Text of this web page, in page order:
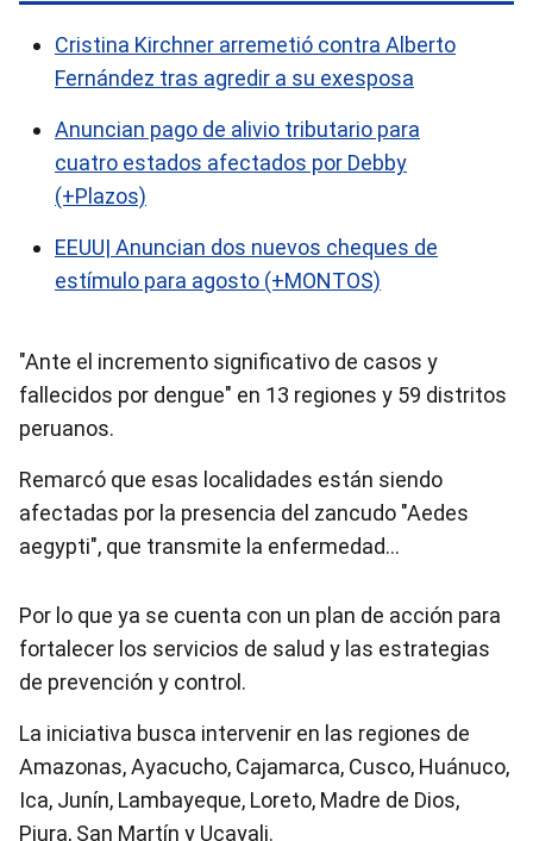
Cristina Kirchner arremetió contra Alberto
Fernández tras agredir a su exesposa
Anuncian pago de alivio tributario para
cuatro estados afectados por Debby
(+Plazos)
EEUU| Anuncian dos nuevos cheques de
estímulo para agosto (+MONTOS)
"Ante el incremento significativo de casos y
fallecidos por dengue" en 13 regiones y 59 distritos
peruanos.
Remarcó que esas localidades están siendo
afectadas por la presencia del zancudo "Aedes
aegypti", que transmite la enfermedad…
Por lo que ya se cuenta con un plan de acción para
fortalecer los servicios de salud y las estrategias
de prevención y control.
La iniciativa busca intervenir en las regiones de
Amazonas, Ayacucho, Cajamarca, Cusco, Huánuco,
Ica, Junín, Lambayeque, Loreto, Madre de Dios,
Piura, San Martín y Ucayali.